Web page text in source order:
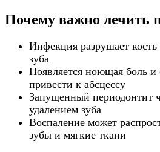
Почему важно лечить
Инфекция разрушает
зуба
Появляется ноющая боль
привести к абсцессу
Запущенный периодонтит
удалением зуба
Воспаление может
зубы и мягкие ткани